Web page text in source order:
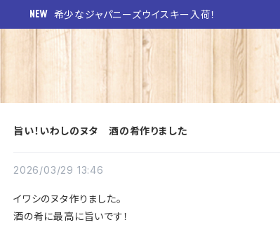
希少なジャパニーズウイスキー入荷！
旨い！いわしのヌタ 酒の肴作りました
2026/03/29 13:46
イワシのヌタ作りました。
酒の肴に最高に旨いです！